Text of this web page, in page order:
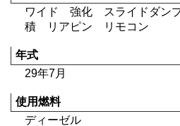
ワイド 強化 スライドダン
積 リアピン リモコン
年式
29年7月
使用燃料
ディーゼル